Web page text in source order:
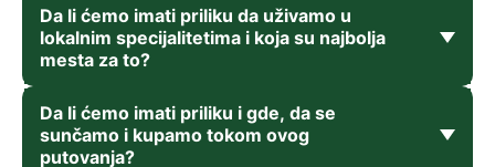
Da li ćemo imati priliku da uživamo u
lokalnim specijalitetima i koja su najbolja
mesta za to?
Da li ćemo imati priliku i gde, da se
sunčamo i kupamo tokom ovog
putovanja?